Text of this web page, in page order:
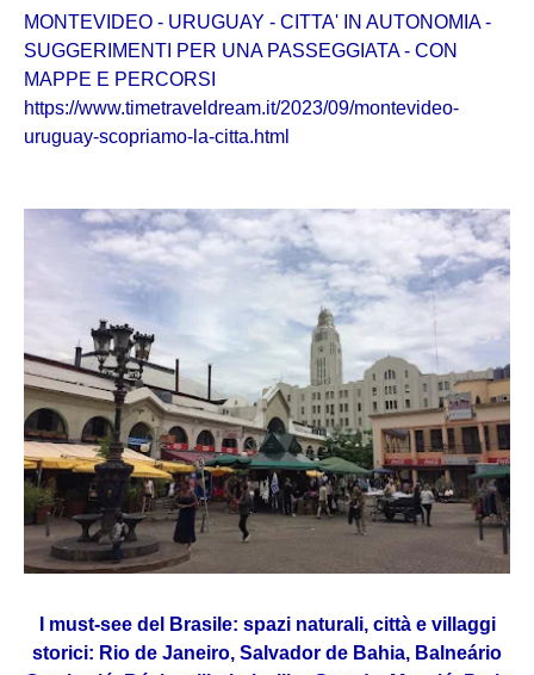
MONTEVIDEO - URUGUAY - CITTA' IN AUTONOMIA -
SUGGERIMENTI PER UNA PASSEGGIATA - CON
MAPPE E PERCORSI
https://www.timetraveldream.it/2023/09/montevideo-
uruguay-scopriamo-la-citta.html
I must-see del Brasile: spazi naturali, città e villaggi
storici: Rio de Janeiro, Salvador de Bahia, Balneário